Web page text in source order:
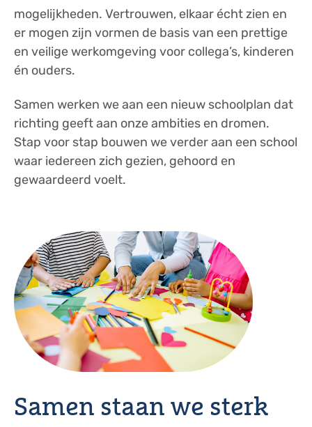
mogelijkheden. Vertrouwen, elkaar écht zien en
er mogen zijn vormen de basis van een prettige
en veilige werkomgeving voor collega’s, kinderen
én ouders.
Samen werken we aan een nieuw schoolplan dat
richting geeft aan onze ambities en dromen.
Stap voor stap bouwen we verder aan een school
waar iedereen zich gezien, gehoord en
gewaardeerd voelt.
Samen staan we sterk